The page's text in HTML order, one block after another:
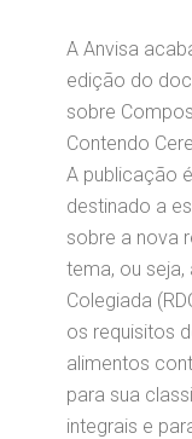
A Anvisa
edição do
sobre
Contendo
A publicação
destinado a
sobre a nova
tema, ou seja,
Colegiada
os requisitos
alimentos
para sua
integrais e